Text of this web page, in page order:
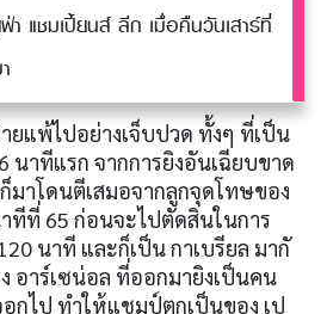
า แชมเปี้ยนส์ ลีก เมื่อคืนวันเสาร์ที่
ยแพ้ไปอย่างเจ็บปวด ทั้งๆ ที่เป็น
นาทีแรก จากการยิงอันเฉียบขาด
มาโดนตีเสมอจากลูกจุดโทษของ
ทีที่ 65 ก่อนจะไปตัดสินในการ
นาที และก็เป็น กาเบรียล มากั
อาร์เซน่อล ที่ออกมายิงเป็นคน
กไป ทำให้แชมป์ตกเป็นของ เป